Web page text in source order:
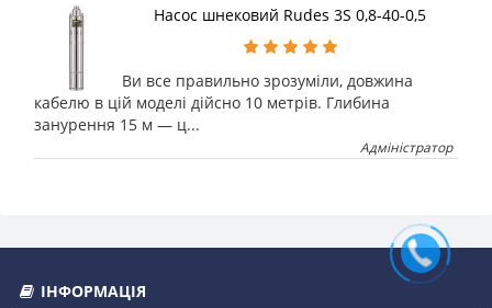
Насос шнековий Rudes 3S 0,8-40-0,5
Ви все правильно зрозуміли, довжина
кабелю в цій моделі дійсно 10 метрів. Глибина
занурення 15 м — ц...
Адміністратор
ІНФОРМАЦІЯ